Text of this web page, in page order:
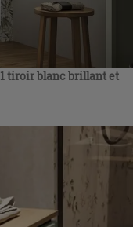
1 tiroir blanc brillant et